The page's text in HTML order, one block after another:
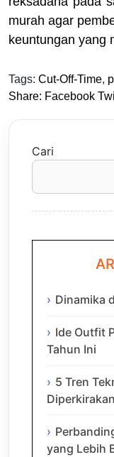
murah agar
keuntungan yang
Tags: Cut-Off-Time,
Share: Facebook
Cari
Dinamika
Ide Outfit
Tahun Ini
5 Tren
yang Lebih